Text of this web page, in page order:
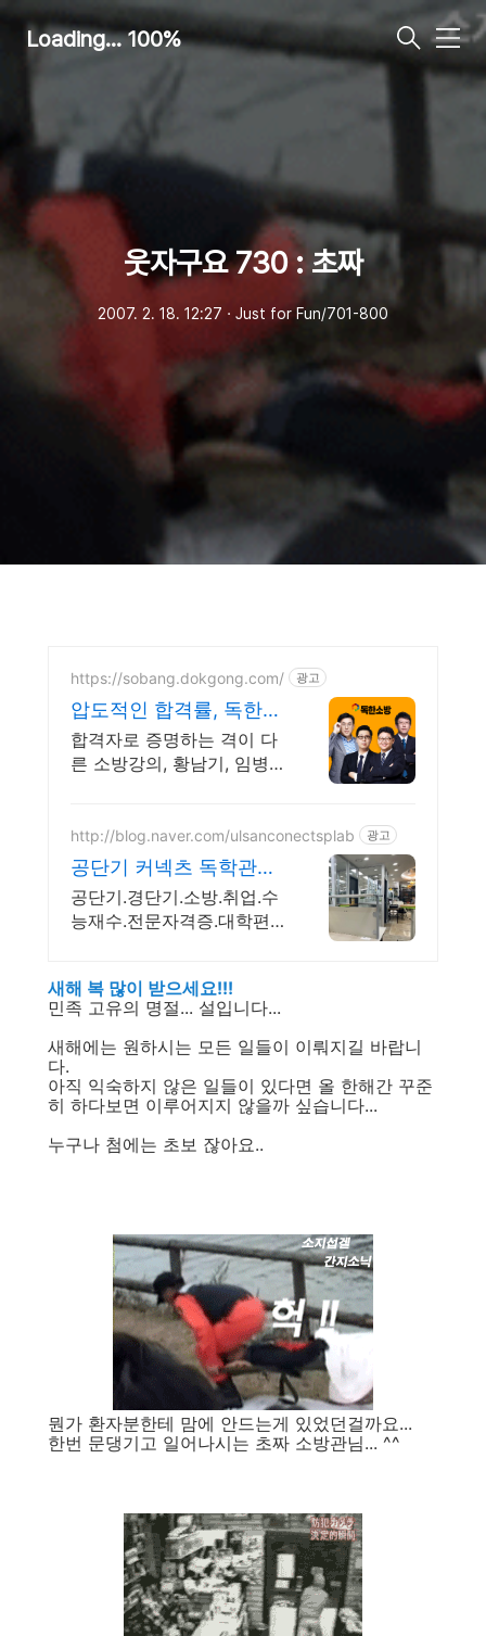
Loading... 100%
메
웃자구요 730 : 초짜
2007. 2. 18. 12:27 ㆍ Just for Fun/701-800
https://sobang.dokgong.com/ 광고
압도적인 합격률, 독한소
방 수강생 합격률 71%
합격자로 증명하는 격이 다
른 소방강의, 황남기, 임병
http://blog.naver.com/ulsanconectsplab 광고
공단기 커넥츠 독학관리
학원 철저한 합격집중관
리 프로그램
공단기.경단기.소방.취업.수
능재수.전문자격증.대학편
새해 복 많이 받으세요!!!
민족 고유의 명절... 설입니다...
새해에는 원하시는 모든 일들이 이뤄지길 바랍니
다.
아직 익숙하지 않은 일들이 있다면 올 한해간 꾸준
히 하다보면 이루어지지 않을까 싶습니다...
누구나 첨에는 초보 잖아요..
뭔가 환자분한테 맘에 안드는게 있었던걸까요...
한번 문댕기고 일어나시는 초짜 소방관님... ^^